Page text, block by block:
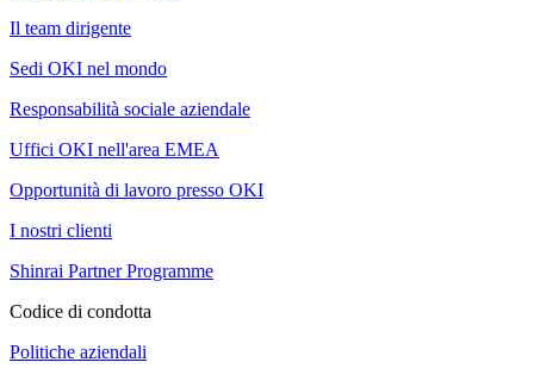
Il team dirigente
Sedi OKI nel mondo
Responsabilità sociale aziendale
Uffici OKI nell'area EMEA
Opportunità di lavoro presso OKI
I nostri clienti
Shinrai Partner Programme
Codice di condotta
Politiche aziendali